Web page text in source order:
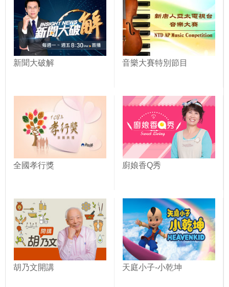
新聞大破解 音樂大賽特別節目
全國孝行獎 廚娘香Q秀
胡乃文開講 天庭小子-小乾坤